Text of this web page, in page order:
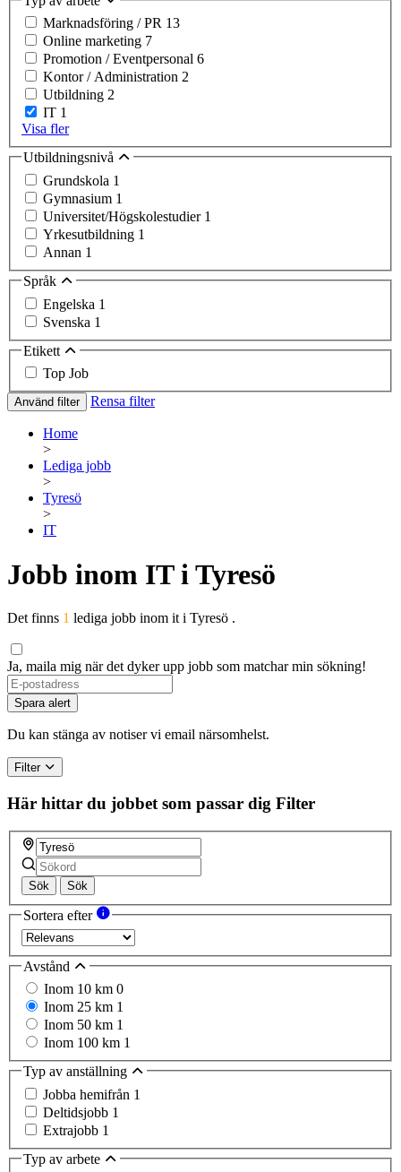
Marknadsföring / PR 13
Online marketing 7
Promotion / Eventpersonal 6
Kontor / Administration 2
Utbildning 2
IT 1
Visa fler
Utbildningsnivå
Grundskola 1
Gymnasium 1
Universitet/Högskolestudier 1
Yrkesutbildning 1
Annan 1
Språk
Engelska 1
Svenska 1
Etikett
Top Job
Använd filter Rensa filter
Home
>
Lediga jobb
>
Tyresö
>
IT
Jobb inom IT i Tyresö
Det finns 1 lediga jobb inom it i Tyresö .
Ja, maila mig när det dyker upp jobb som matchar min sökning!
If
you
are
a
ignore
this
field
Spara alert
Du kan stänga av notiser vi email närsomhelst.
Filter
Här hittar du jobbet som passar dig Filter
Sök Sök
Sortera efter
Avstånd
Inom 10 km 0
Inom 25 km 1
Inom 50 km 1
Inom 100 km 1
Typ av anställning
Jobba hemifrån 1
Deltidsjobb 1
Extrajobb 1
Typ av arbete